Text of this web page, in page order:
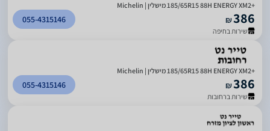
185/65R15 88H ENERGY XM2+‎ מישלין | Michelin
₪386
שירות בחיפה
055-4315146
185/65R15 88H ENERGY XM2+‎ מישלין | Michelin
₪386
שירות ברחובות
055-4315146